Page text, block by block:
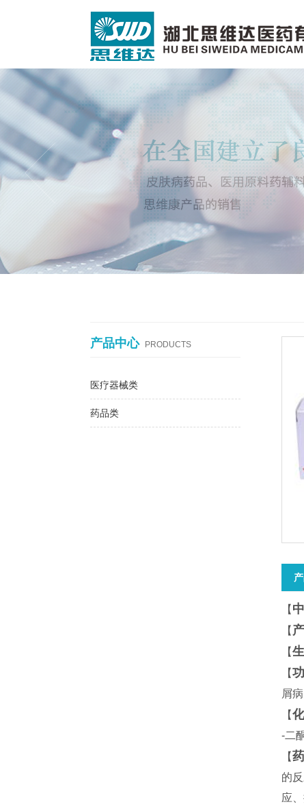
产品中心 PRODUCTS
医疗器械类
药品类
【
【
【
【
屑
【
-二
【
的
应